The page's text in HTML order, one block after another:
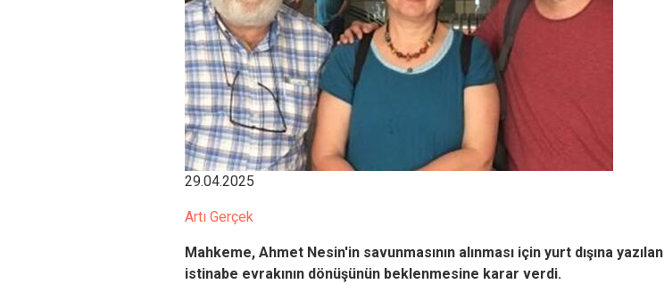
29.04.2025
Artı Gerçek
Mahkeme, Ahmet Nesin'in savunmasının alınması için yurt dışına yazılan
istinabe evrakının dönüşünün beklenmesine karar verdi.